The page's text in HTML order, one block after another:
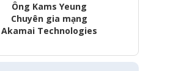
Ông Kams Yeung
Chuyên gia mạng
Akamai Technologies